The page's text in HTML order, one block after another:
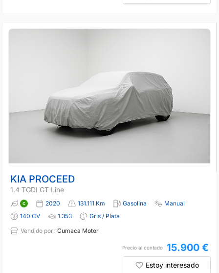
KIA PROCEED
1.4 TGDI GT Line
2020 131.111 Km Gasolina
Manual
140 CV
1.353
Gris / Plata
Vendido por: Cumaca Motor
Precio al contado 15.900 €
Estoy interesado